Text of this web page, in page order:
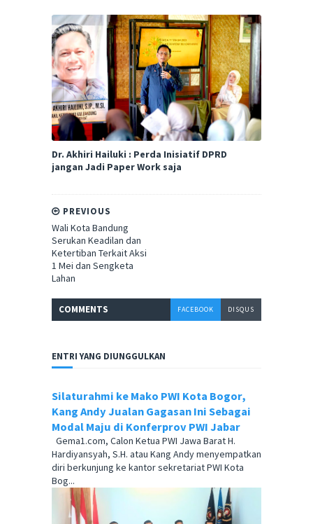
Dr. Akhiri Hailuki : Perda Inisiatif DPRD
jangan Jadi Paper Work saja
PREVIOUS
Wali Kota Bandung
Serukan Keadilan dan
Ketertiban Terkait Aksi
1 Mei dan Sengketa
Lahan
COMMENTS FACEBOOK DISQUS
ENTRI YANG DIUNGGULKAN
Silaturahmi ke Mako PWI Kota Bogor,
Kang Andy Jualan Gagasan Ini Sebagai
Modal Maju di Konferprov PWI Jabar
Gema1.com, Calon Ketua PWI Jawa Barat H.
Hardiyansyah, S.H. atau Kang Andy menyempatkan
diri berkunjung ke kantor sekretariat PWI Kota
Bog...